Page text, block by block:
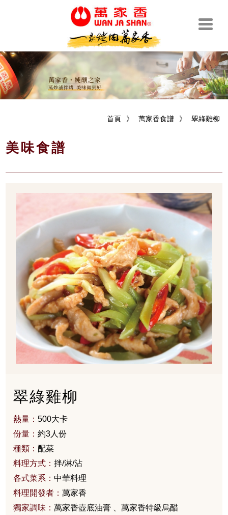
翠綠雞柳
》
萬家香食譜
》
首頁
美味食譜
翠綠雞柳
熱量：500大卡
份量：約3人份
種類：配菜
料理方式：拌/淋/沾
各式菜系：中華料理
料理開發者：萬家香
獨家調味：萬家香壺底油膏 、萬家香特級烏醋